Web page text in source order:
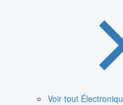
Voir tout